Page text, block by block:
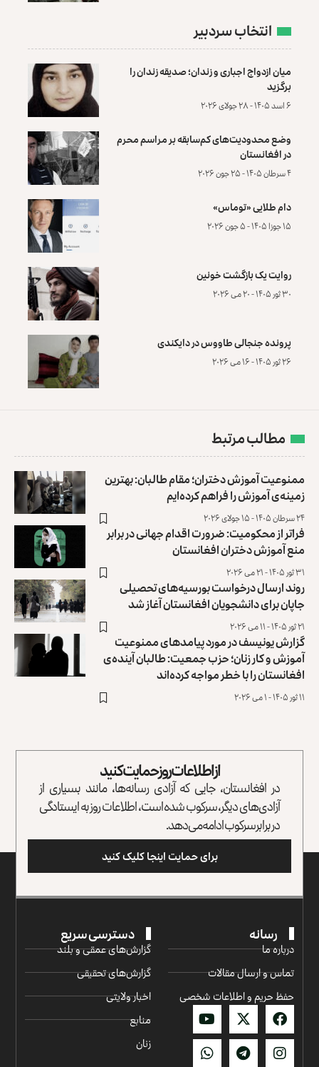
انتخاب سردبیر
میان ازدواج اجباری و زندان؛ صدیقه زندان را
برگزید
۶ اسد ۱۴۰۵ - ۲۸ جولای ۲۰۲۶
وضع محدودیت‌های کم‌سابقه بر مراسم محرم
در افغانستان
۴ سرطان ۱۴۰۵ - ۲۵ جون ۲۰۲۶
دام طلایی «توماس»
۱۵ جوزا ۱۴۰۵ - ۵ جون ۲۰۲۶
روایت یک بازگشت خونین
۳۰ ثور ۱۴۰۵ - ۲۰ می ۲۰۲۶
پرونده‌ جنجالی طاووس در دایکندی
۲۶ ثور ۱۴۰۵ - ۱۶ می ۲۰۲۶
مطالب مرتبط
ممنوعیت آموزش دختران؛ مقام طالبان: بهترین
زمینه‌ی آموزش را فراهم کرده‌ایم
۲۴ سرطان ۱۴۰۵ - ۱۵ جولای ۲۰۲۶
فراتر از محکومیت: ضرورت اقدام جهانی در برابر
منع آموزش دختران افغانستان
۳۱ ثور ۱۴۰۵ - ۲۱ می ۲۰۲۶
روند ارسال درخواست بورسیه‌های تحصیلی
جاپان برای دانشجویان افغانستان آغاز شد
۲۱ ثور ۱۴۰۵ - ۱۱ می ۲۰۲۶
گزارش یونیسف در مورد پیامدهای ممنوعیت
آموزش و کار زنان؛ حزب جمعیت: طالبان آینده‌ی
افغانستان را با خطر مواجه کرده‌اند
۱۱ ثور ۱۴۰۵ - ۱ می ۲۰۲۶
از اطلاعات روز حمایت کنید
در افغانستان، جایی که آزادی رسانه‌ها، مانند بسیاری از
آزادی‌های دیگر، سرکوب شده است، اطلاعات روز به ایستادگی
در برابر سرکوب ادامه می‌دهد.
برای حمایت اینجا کلیک کنید
رسانه
درباره ما
تماس و ارسال مقالات
حفظ حریم و اطلاعات شخصی
دسترسی سریع
گزارش‌‌های عمقی و بلند
گزارش‌های تحقیقی
اخبار ولایتی
منابع
زنان